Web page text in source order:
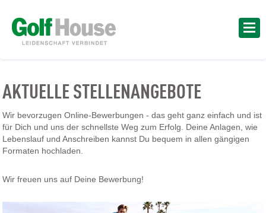
AKTUELLE STELLENANGEBOTE
Wir bevorzugen Online-Bewerbungen - das geht ganz einfach und ist
für Dich und uns der schnellste Weg zum Erfolg. Deine Anlagen, wie
Lebenslauf und Anschreiben kannst Du bequem in allen gängigen
Formaten hochladen.
Wir freuen uns auf Deine Bewerbung!